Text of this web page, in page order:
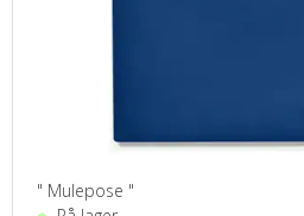
" Mulepose "